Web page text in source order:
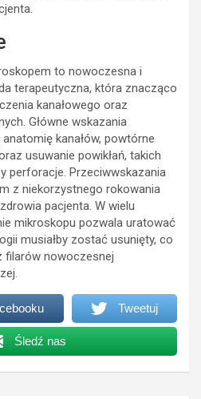
to nowoczesna i
terapeutyczna, która znacząco
kanałowego oraz
Główne wskazania
kanałów, powtórne
usuwanie powikłań, takich
perforacje. Przeciwwskazania
z niekorzystnego rokowania
pacjenta. W wielu
mikroskopu pozwala uratować
musiałby zostać usunięty, co
filarów nowoczesnej
Tweetuj
Śledź nas